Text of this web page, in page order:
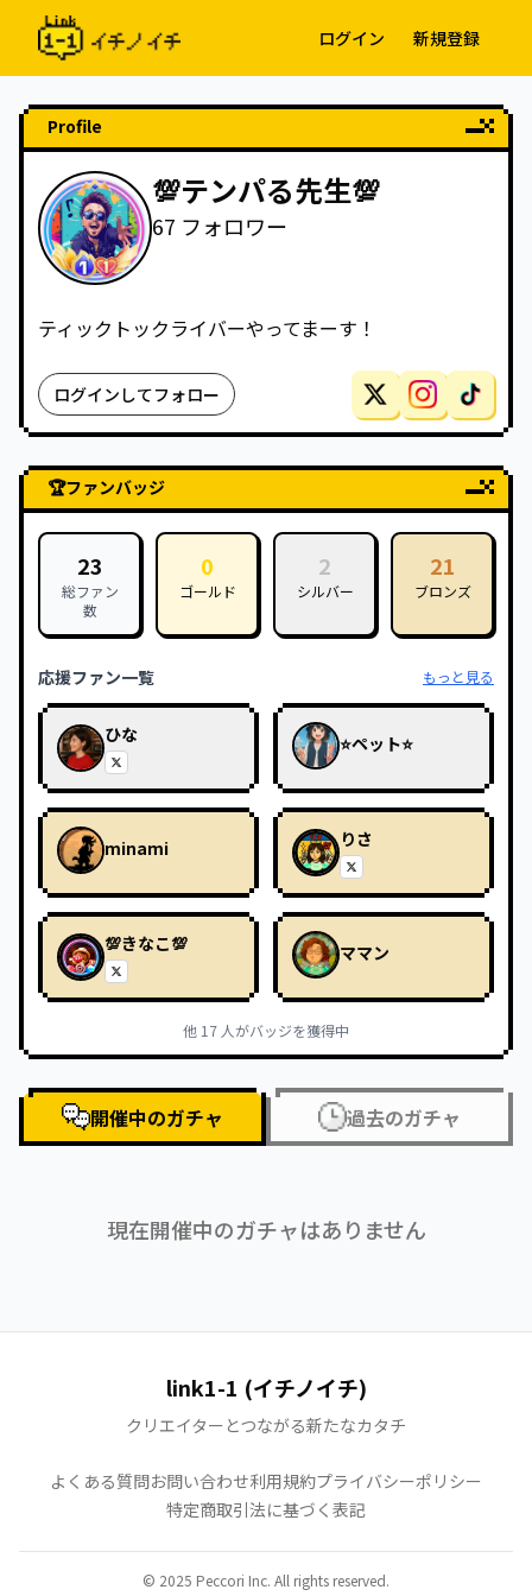
ログイン 新規登録
Profile
💯テンパる先生💯
67 フォロワー
ティックトックライバーやってまーす！
ログインしてフォロー
🏆ファンバッジ
23
総ファン
数
0
ゴールド
2
シルバー
21
ブロンズ
応援ファン一覧 もっと見る
ひな ⭐ペット⭐
minami りさ
💯きなこ💯 ママン
他 17 人がバッジを獲得中
開催中のガチャ 過去のガチャ
現在開催中のガチャはありません
link1-1 (イチノイチ)
クリエイターとつながる新たなカタチ
よくある質問お問い合わせ利用規約プライバシーポリシー
特定商取引法に基づく表記
© 2025 Peccori Inc. All rights reserved.